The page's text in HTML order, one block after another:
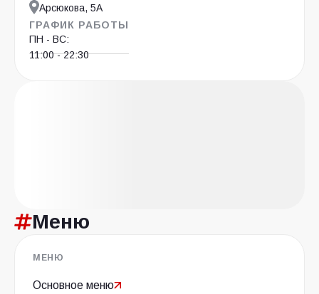
Арсюкова, 5А
ГРАФИК РАБОТЫ
ПН - ВС:
11:00 - 22:30
Меню
МЕНЮ
Основное меню